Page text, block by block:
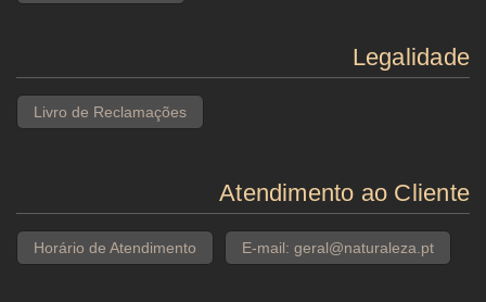
Legalidade
Livro de Reclamações
Atendimento ao Cliente
Horário de Atendimento E-mail: geral@naturaleza.pt